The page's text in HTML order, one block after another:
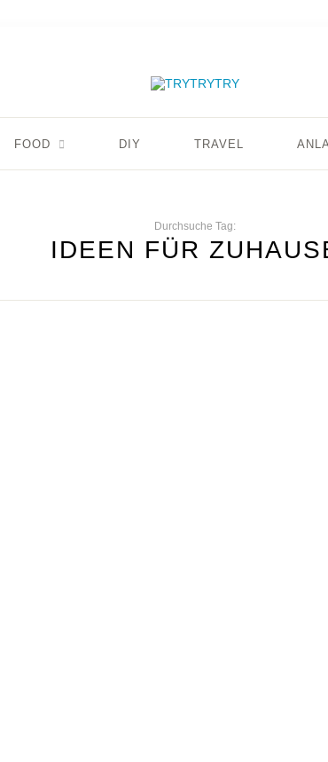
FOOD DIY TRAVEL
Durchsuche Tag:
IDEEN FÜR